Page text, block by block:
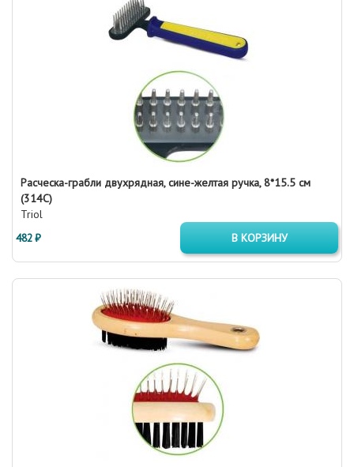
Расческа-грабли двухрядная, сине-желтая ручка, 8*15.5 см
(314С)
Triol
482 ₽
В КОРЗИНУ